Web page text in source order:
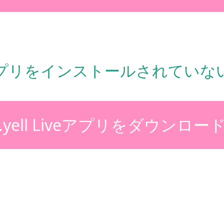
をインストールされていな
Liveアプリをダウンロード